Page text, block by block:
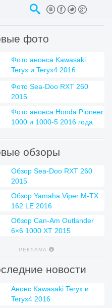
фото
Фото анонса Kawasaki
Teryx и Teryx4 2016
Фото Sea-Doo RXT 260
2015
Фото анонса Honda Pioneer
1000 и 1000-5 2016 года
обзоры
Обзор Sea-Doo RXT 260
2015
Обзор Yamaha Viper M-TX
162 LE 2016
Обзор Can-Am Outlander
6×6 1000 XT 2015
РЕКЛАМА
новости
Анонс Kawasaki Teryx и
Teryx4 2016